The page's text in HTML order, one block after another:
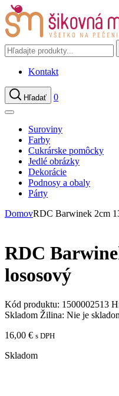
Kontakt
Hľadať 0
Suroviny
Farby
Cukrárske pomôcky
Jedlé obrázky
Dekorácie
Podnosy a obaly
Párty
DomovRDC Barwinek 2cm
RDC
lososový
Kód produktu: 1500002513
Skladom Žilina: Nie je
16,00 € s DPH
Skladom